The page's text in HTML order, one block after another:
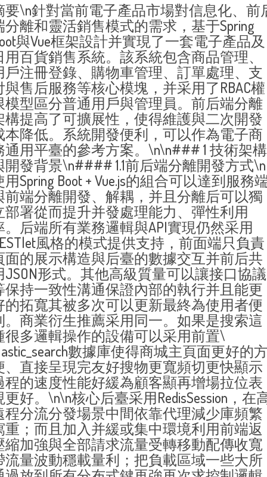
要\n針對當前電子產品市場對信息化、前
分離和靈活銷售模式的需求，基于Spring
與Vue框架設計并實現了一套電子產品及
用百貨銷售系統。該系統包含商品管理、
戶注冊登錄、購物車管理、訂單處理、支
與售后服務等核心模塊，并采用了RBAC權
模型區分普通用戶與管理員。前后端分離
構提高了可擴展性，使得維護與二次開發
本降低。系統開發便利，可以作為電子商
通用平臺的參考方案。\n\n### 1 技術架構
開發背景\n#### 1.1前后端分離開發方式\n
用Spring Boot + Vue.js的組合可以達到服務
前端分離開發、解耦，并且分離后可以獨
部署從而提升并發處理能力、彈性利用
。后端所有業務邏輯與API實現仍然采用
風格的模式提供支持，前面端只負責
面的展示構造與后臺的數據交互并前后共
JSON形式。其他高級質量可以讓接口協議
保持一致性溝通保證內部的執行并且能更
的拓寬其被多次可以更新最終為使用者便
。商業衍生推薦采用同一。如果是搜索這
很多邏輯操作的設備可以采用前置\
數據庫使得商城主頁面更好的
、直接呈現完友好搜物更寬頻切更快顯示
程的速度性能好緩為顧客顯再增場拉位表
更好。\n\n核心后臺采用RedisSession，在
程分流分發場景中間依靠代理減少庫頻繁
重；而且加入并緩或集中環境利用前端返
縮加強與全部請求流量受轉移動配傳收寬
流量波動穩載量利；把負載區域一些大所